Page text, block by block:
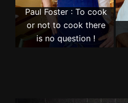
Paul Foster : To cook
or not to cook there
is no question !